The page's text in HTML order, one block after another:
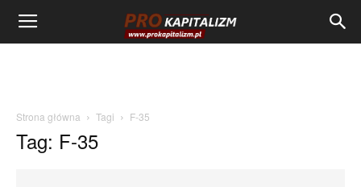
Strona główna Tagi F-35
Tag: F-35